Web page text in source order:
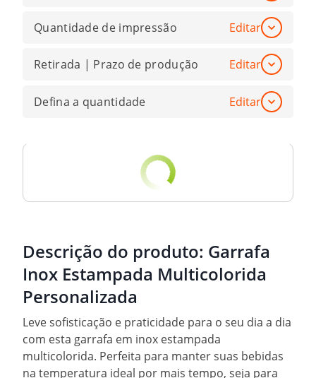
Quantidade de impressão Editar
Retirada | Prazo de produção Editar
Defina a quantidade Editar
Descrição do produto: Garrafa
Inox Estampada Multicolorida
Personalizada
Leve sofisticação e praticidade para o seu dia a dia
com esta garrafa em inox estampada
multicolorida. Perfeita para manter suas bebidas
na temperatura ideal por mais tempo, seja para